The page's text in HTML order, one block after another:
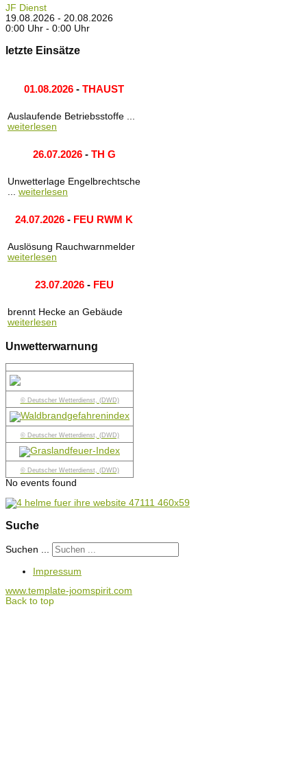
JF Dienst
19.08.2026 - 20.08.2026
0:00 Uhr - 0:00 Uhr
letzte Einsätze
01.08.2026 - THAUST
Auslaufende Betriebsstoffe ...
weiterlesen
26.07.2026- TH G
Unwetterlage Engelbrechtsche
... weiterlesen
24.07.2026 - FEU RWM K
Auslösung Rauchwarnmelder
weiterlesen
23.07.2026- FEU
brennt Hecke an Gebäude
weiterlesen
Unwetterwarnung
© Deutscher Wetterdienst, (DWD)
© Deutscher Wetterdienst, (DWD)
© Deutscher Wetterdienst, (DWD)
No events found
Suche
Suchen ...
Impressum
www.template-joomspirit.com
Back to top